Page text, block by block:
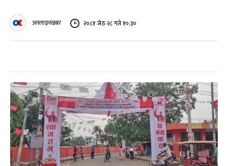
अनलाइनखबर २०८१ जेठ २८ गते १०:३०